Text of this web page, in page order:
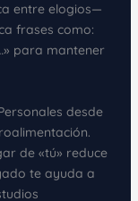
entre elogios—
frases como:
para mantener
desde
de «tú» reduce
te ayuda a